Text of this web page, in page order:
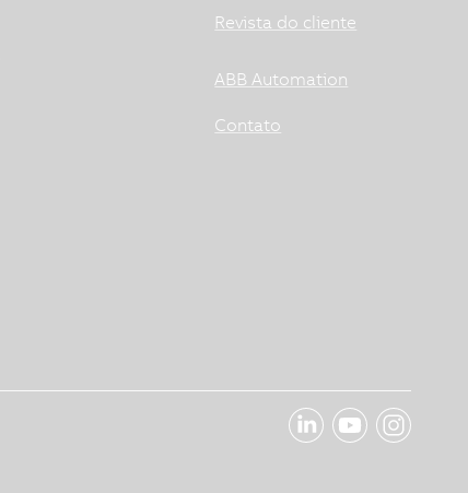
Revista do cliente
ABB Automation
Contato